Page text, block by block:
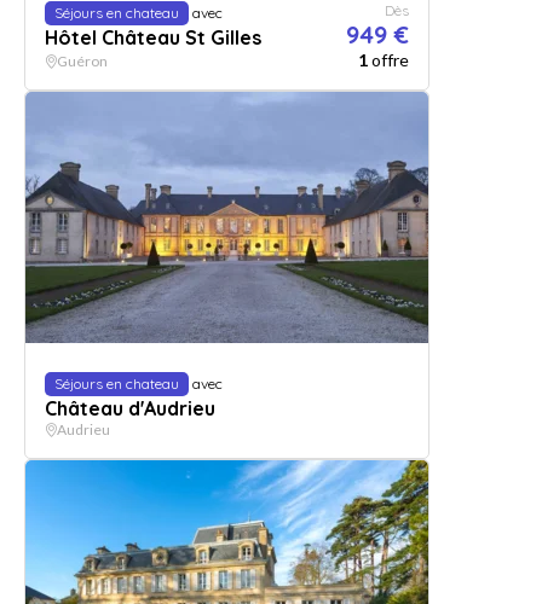
Séjours en chateau avec
Hôtel Château St Gilles
Dès
949 €
Guéron 1offre
Séjours en chateau avec
Château d'Audrieu
Audrieu